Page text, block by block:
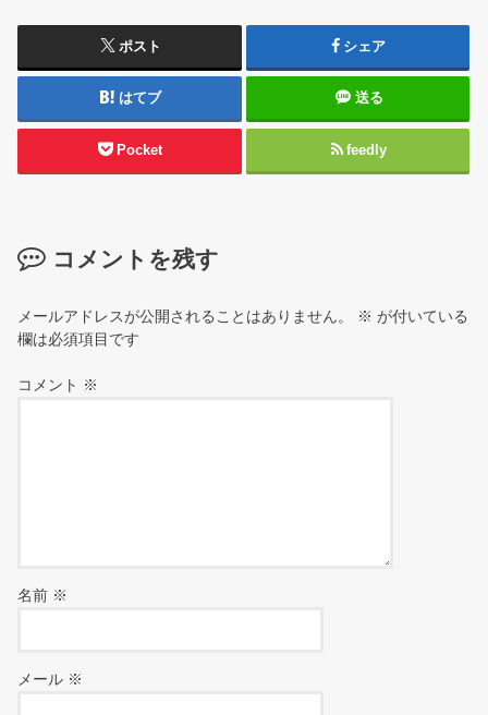
ポスト シェア
はてブ 送る
Pocket feedly
コメントを残す
メールアドレスが公開されることはありません。 ※ が付いている
欄は必須項目です
コメント ※
名前 ※
メール ※